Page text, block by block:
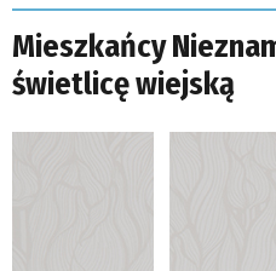
Mieszkańcy
świetlicę wiejską